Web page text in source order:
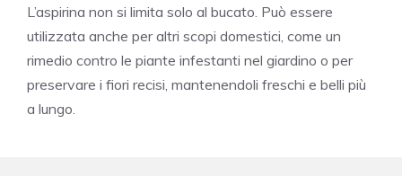
L’aspirina non si limita solo al bucato. Può essere
utilizzata anche per altri scopi domestici, come un
rimedio contro le piante infestanti nel giardino o per
preservare i fiori recisi, mantenendoli freschi e belli più
a lungo.